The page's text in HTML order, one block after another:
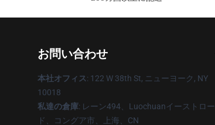
お問い合わせ
本社オフィス: 122 W 38th St, ニューヨーク, NY
10018
私達の倉庫: レーン494、Luochuanイーストロー
ド、コングア市、上海、CN